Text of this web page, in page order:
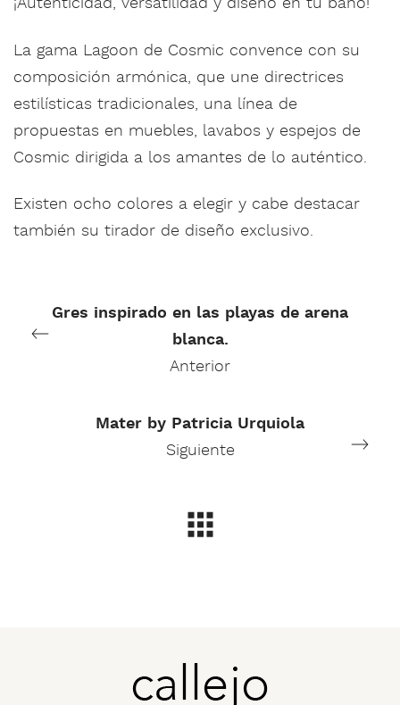
La gama Lagoon de Cosmic convence con su
composición armónica, que une directrices
estilísticas tradicionales, una línea de
propuestas en muebles, lavabos y espejos de
Cosmic dirigida a los amantes de lo auténtico.
Existen ocho colores a elegir y cabe destacar
también su tirador de diseño exclusivo.
Gres inspirado en las playas de arena
blanca.
Anterior
Mater by Patricia Urquiola
Siguiente